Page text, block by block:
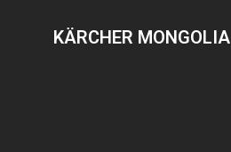
KÄRCHER MONGOLIA